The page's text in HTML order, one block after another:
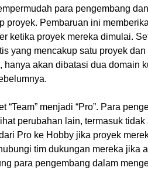
para pengembang
proyek. Pembaruan ini
ketika proyek mereka dimulai.
yang mencakup satu proyek
akan dibatasi dua domain
menjadi “Pro”. Para
perubahan lain, termasuk
Pro ke Hobby jika proyek
tim dukungan mereka jika
para pengembang dalam